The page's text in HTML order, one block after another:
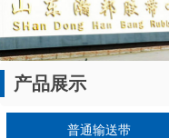
产品展示
普通输送带